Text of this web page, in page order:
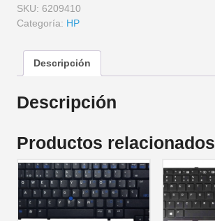
SKU: 6209410
Categoría: HP
Descripción
Descripción
Productos relacionados